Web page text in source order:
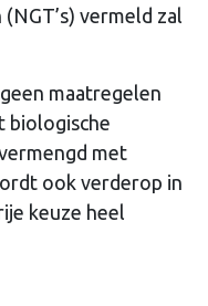
vermeld zal
maatregelen
biologische
met
ook verderop in
keuze heel